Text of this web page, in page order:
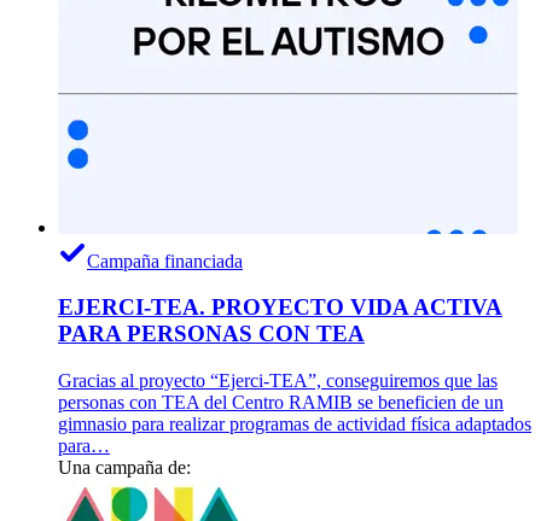
Campaña financiada
EJERCI-TEA. PROYECTO VIDA ACTIVA
PARA PERSONAS CON TEA
Gracias al proyecto “Ejerci-TEA”, conseguiremos que las
personas con TEA del Centro RAMIB se beneficien de un
gimnasio para realizar programas de actividad física adaptados
para…
Una campaña de: